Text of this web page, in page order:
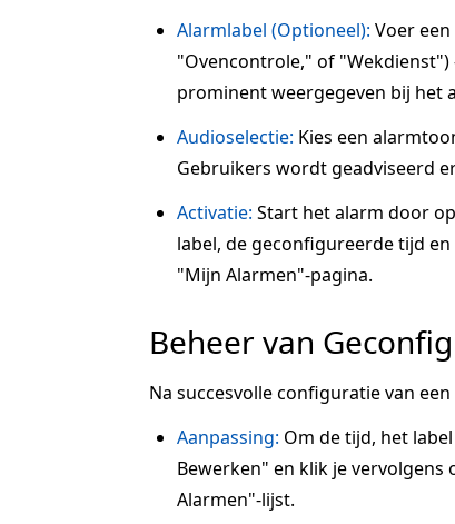
Alarmlabel (Optioneel): Voer
"Ovencontrole," of
prominent weergegeven bij het
Audioselectie: Kies een
Gebruikers wordt geadviseerd
Activatie: Start het alarm door
label, de geconfigureerde tijd
"Mijn Alarmen"-pagina.
Beheer van
Na succesvolle configuratie van
Aanpassing: Om de tijd, het
Bewerken" en klik je vervolgens
Alarmen"-lijst.